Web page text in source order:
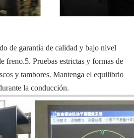
de garantía de calidad y bajo nivel
freno.5. Pruebas estrictas y formas de
y tambores. Mantenga el equilibrio
la conducción.